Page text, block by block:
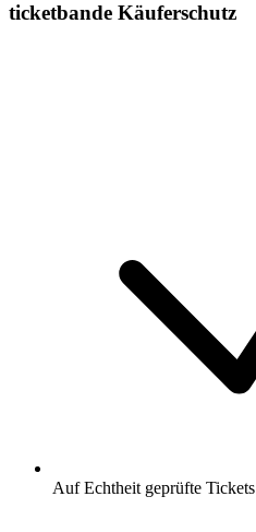
ticketbande Käuferschutz
Auf Echtheit geprüfte Tickets